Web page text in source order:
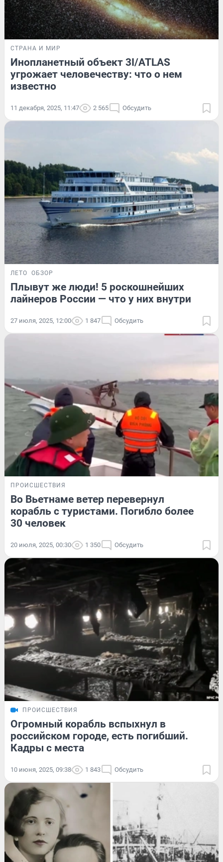
СТРАНА И МИР
Инопланетный объект 3I/ATLAS
угрожает человечеству: что о нем
известно
11 декабря, 2025, 11:47 2 565 Обсудить
ЛЕТО ОБЗОР
Плывут же люди! 5 роскошнейших
лайнеров России — что у них внутри
27 июля, 2025, 12:00 1 847 Обсудить
ПРОИСШЕСТВИЯ
Во Вьетнаме ветер перевернул
корабль с туристами. Погибло более
30 человек
20 июля, 2025, 00:30 1 350 Обсудить
ПРОИСШЕСТВИЯ
Огромный корабль вспыхнул в
российском городе, есть погибший.
Кадры с места
10 июня, 2025, 09:38 1 843 Обсудить